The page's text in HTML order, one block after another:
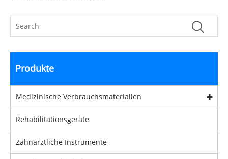
Produkte
Medizinische Verbrauchsmaterialien
Rehabilitationsgeräte
Zahnärztliche Instrumente